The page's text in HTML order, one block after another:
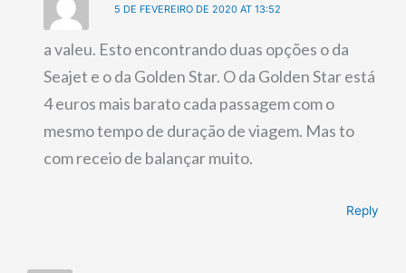
5 DE FEVEREIRO DE 2020 AT 13:52
a valeu. Esto encontrando duas opções o da
Seajet e o da Golden Star. O da Golden Star está
4 euros mais barato cada passagem com o
mesmo tempo de duração de viagem. Mas to
com receio de balançar muito.
Reply